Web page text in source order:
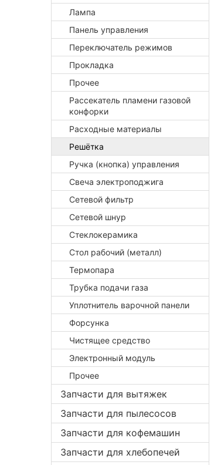
Лампа
Панель управления
Переключатель режимов
Прокладка
Прочее
Рассекатель пламени газовой
конфорки
Расходные материалы
Решётка
Ручка (кнопка) управления
Свеча электроподжига
Сетевой фильтр
Сетевой шнур
Стеклокерамика
Стол рабочий (металл)
Термопара
Трубка подачи газа
Уплотнитель варочной панели
Форсунка
Чистящее средство
Электронный модуль
Прочее
Запчасти для вытяжек
Запчасти для пылесосов
Запчасти для кофемашин
Запчасти для хлебопечей